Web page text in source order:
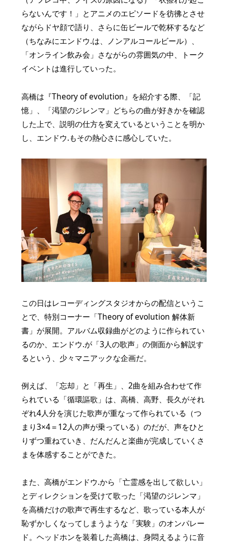
らないんです！」とアニメのエピソードを彷彿とさせ
ながらドヤ顔で語り、さらに缶ビールで乾杯するなど
（ちなみにエンドウ.は、ノンアルコールビール）、
「オンライン飲み会」さながらの雰囲気の中、トーク
イベントは進行していった。
高橋は『Theory of evolution』を紹介する際、「記
憶」、「渇望のジレンマ」どちらの曲が好きかを確認
した上で、説明の仕方を変えているということを明か
し、エンドウ.もその熱心さに感心していた。
この日はレコーディングスタジオからの配信というこ
とで、特別コーナー「Theory of evolution 解体新
書」が展開。アルバム収録曲がどのように作られてい
るのか、エンドウ.が「3人の歌声」の側面から解説す
るという、少々マニアックな企画だ。
例えば、「忘却」と「再生」、2曲を組み合わせて作
られている「循環謳歌」は、高橋、高野、長久がそれ
ぞれ4人分を演じた歌声が重なって作られている（つ
まり3×4＝12人の声が乗っている）のだが、声をひと
りずつ重ねていき、だんだんと楽曲が完成していくさ
まを体感することができた。
また、高橋がエンドウ.から「亡霊感を出して欲しい」
とディレクションを受けて歌った「渇望のジレンマ」
を高橋だけの歌声で再生するなど、歌っている本人が
恥ずかしくなってしまうような「実験」のオンパレー
ド。ヘッドホンを装着した高橋は、身悶えるように音